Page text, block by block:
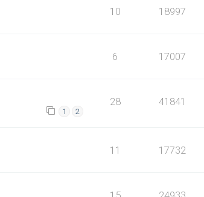
10 18997
6 17007
1 2
28 41841
11 17732